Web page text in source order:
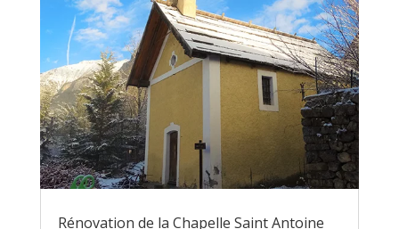
Rénovation de la Chapelle Saint Antoine